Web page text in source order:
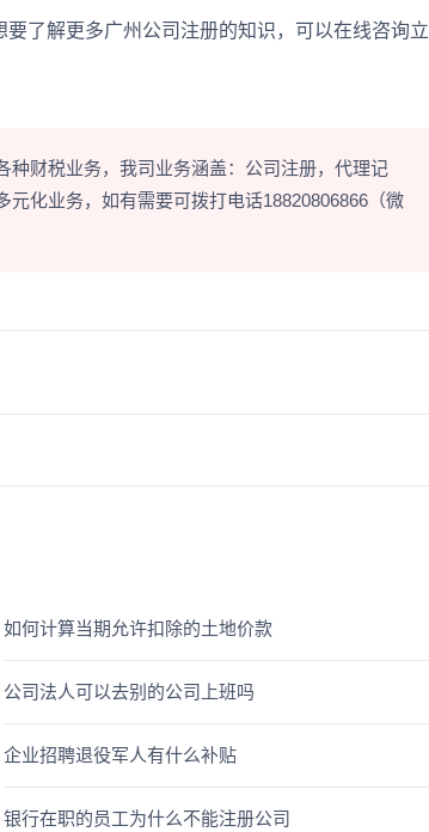
了解更多广州公司注册的知识，可以在线咨询立
种财税业务，我司业务涵盖：公司注册，代理记
化业务，如有需要可拨打电话18820806866（微
如何计算当期允许扣除的土地价款
公司法人可以去别的公司上班吗
企业招聘退役军人有什么补贴
银行在职的员工为什么不能注册公司